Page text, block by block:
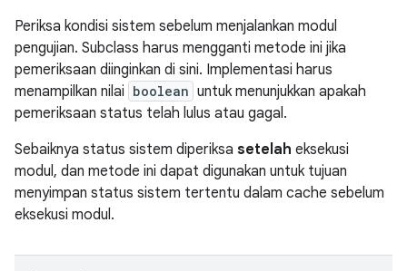
Periksa kondisi sistem sebelum menjalankan modul
pengujian. Subclass harus mengganti metode ini jika
pemeriksaan diinginkan di sini. Implementasi harus
menampilkan nilai boolean untuk menunjukkan apakah
pemeriksaan status telah lulus atau gagal.
Sebaiknya status sistem diperiksa setelah eksekusi
modul, dan metode ini dapat digunakan untuk tujuan
menyimpan status sistem tertentu dalam cache sebelum
eksekusi modul.